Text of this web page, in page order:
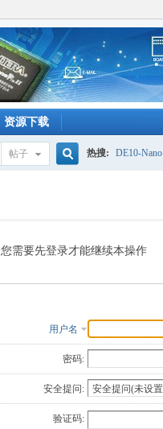
资源下载
帖子
索
热搜: DE10-Nano
您需要先登录才能继续本操作
用户名
密码:
安全提问:
验证码: